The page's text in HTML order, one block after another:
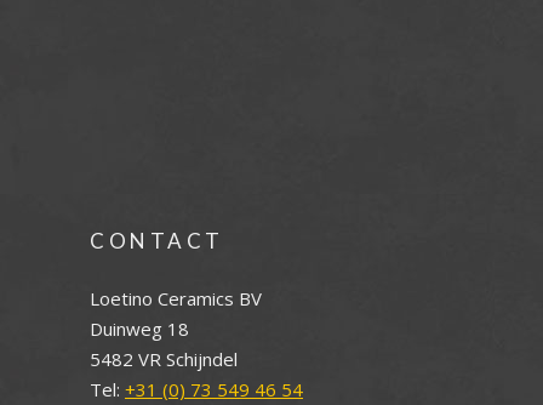
CONTACT
Loetino Ceramics BV
Duinweg 18
5482 VR Schijndel
Tel: +31 (0) 73 549 46 54